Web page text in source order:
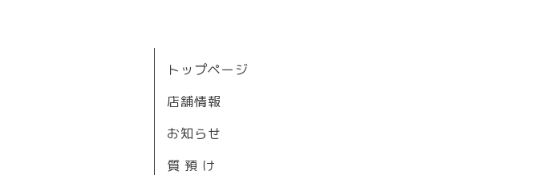
トップページ
店舗情報
お知らせ
質 預 け